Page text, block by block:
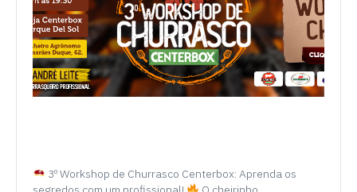
3º Workshop de Churrasco Centerbox: Aprenda os